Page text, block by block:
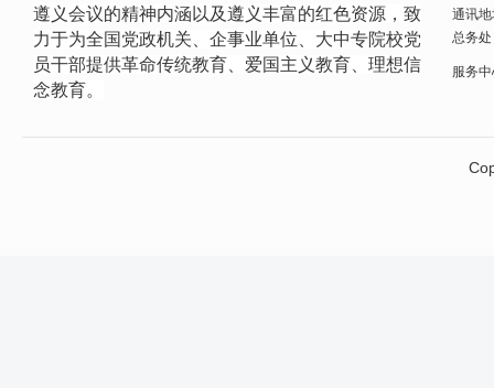
遵义会议的精神内涵以及遵义丰富的红色资源，致
力于为全国党政机关、企事业单位、大中专院校党
员干部提供革命传统教育、爱国主义教育、理想信
念教育。
通讯
总务
服务